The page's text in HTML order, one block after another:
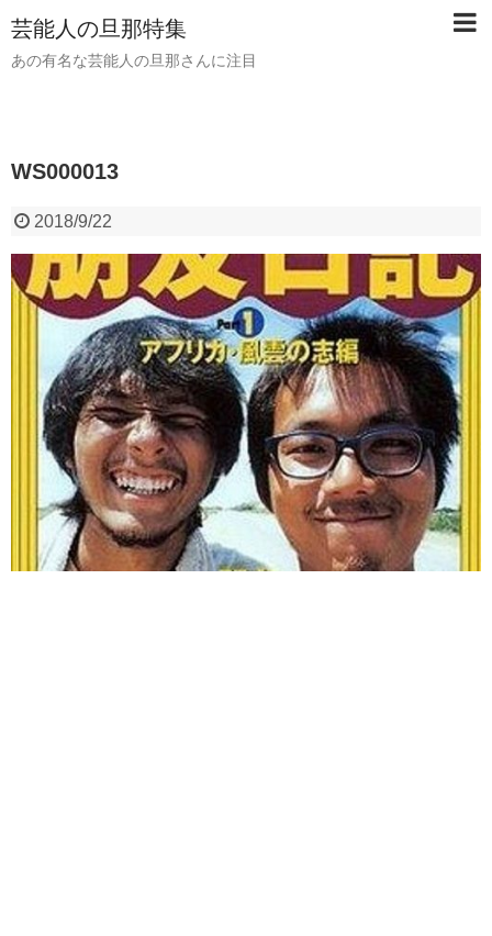
芸能人の旦那特集
あの有名な芸能人の旦那さんに注目
WS000013
2018/9/22